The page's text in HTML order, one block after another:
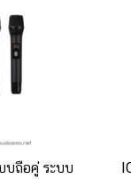
บถือคู่ ระบบ